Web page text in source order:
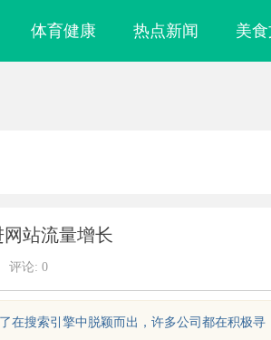
体育健康 热点新闻 美
站流量增长
评论: 0
在搜索引擎中脱颖而出，许多公司都在积极寻